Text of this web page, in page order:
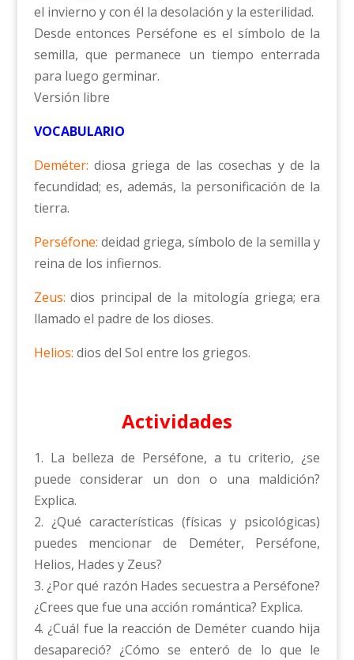
el invierno y con él la desolación y la esterilidad.
Desde entonces Perséfone es el símbolo de la
semilla, que permanece un tiempo enterrada
para luego germinar.
Versión libre
VOCABULARIO
Deméter: diosa griega de las cosechas y de la
fecundidad; es, además, la personificación de la
tierra.
Perséfone: deidad griega, símbolo de la semilla y
reina de los infiernos.
Zeus: dios principal de la mitología griega; era
llamado el padre de los dioses.
Helios: dios del Sol entre los griegos.
Actividades
1. La belleza de Perséfone, a tu criterio, ¿se
puede considerar un don o una maldición?
Explica.
2. ¿Qué características (físicas y psicológicas)
puedes mencionar de Deméter, Perséfone,
Helios, Hades y Zeus?
3. ¿Por qué razón Hades secuestra a Perséfone?
¿Crees que fue una acción romántica? Explica.
4. ¿Cuál fue la reacción de Deméter cuando hija
desapareció? ¿Cómo se enteró de lo que le